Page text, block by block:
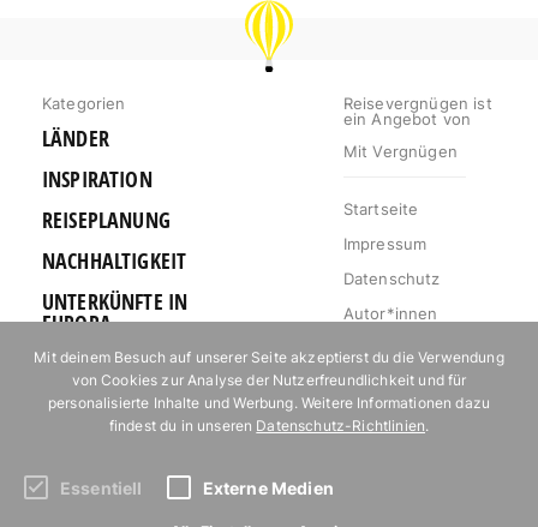
REISEVERGNÜGEN
Kategorien
LÄNDER
INSPIRATION
REISEPLANUNG
NACHHALTIGKEIT
UNTERKÜNFTE IN
EUROPA
OUTDOOR
URLAUB FÜR
FOODIES
Reisevergnügen ist
ein Angebot von
Mit Vergnügen
Startseite
Impressum
Datenschutz
Autor*innen
Mediakit
Jobs
Kontakt
Abonniere unseren Newsletter!
Mit deinem Besuch auf unserer Seite akzeptierst du die Verwendung
von Cookies zur Analyse der Nutzerfreundlichkeit und für
personalisierte Inhalte und Werbung. Weitere Informationen dazu
findest du in unseren Datenschutz-Richtlinien.
Essentiell Externe Medien